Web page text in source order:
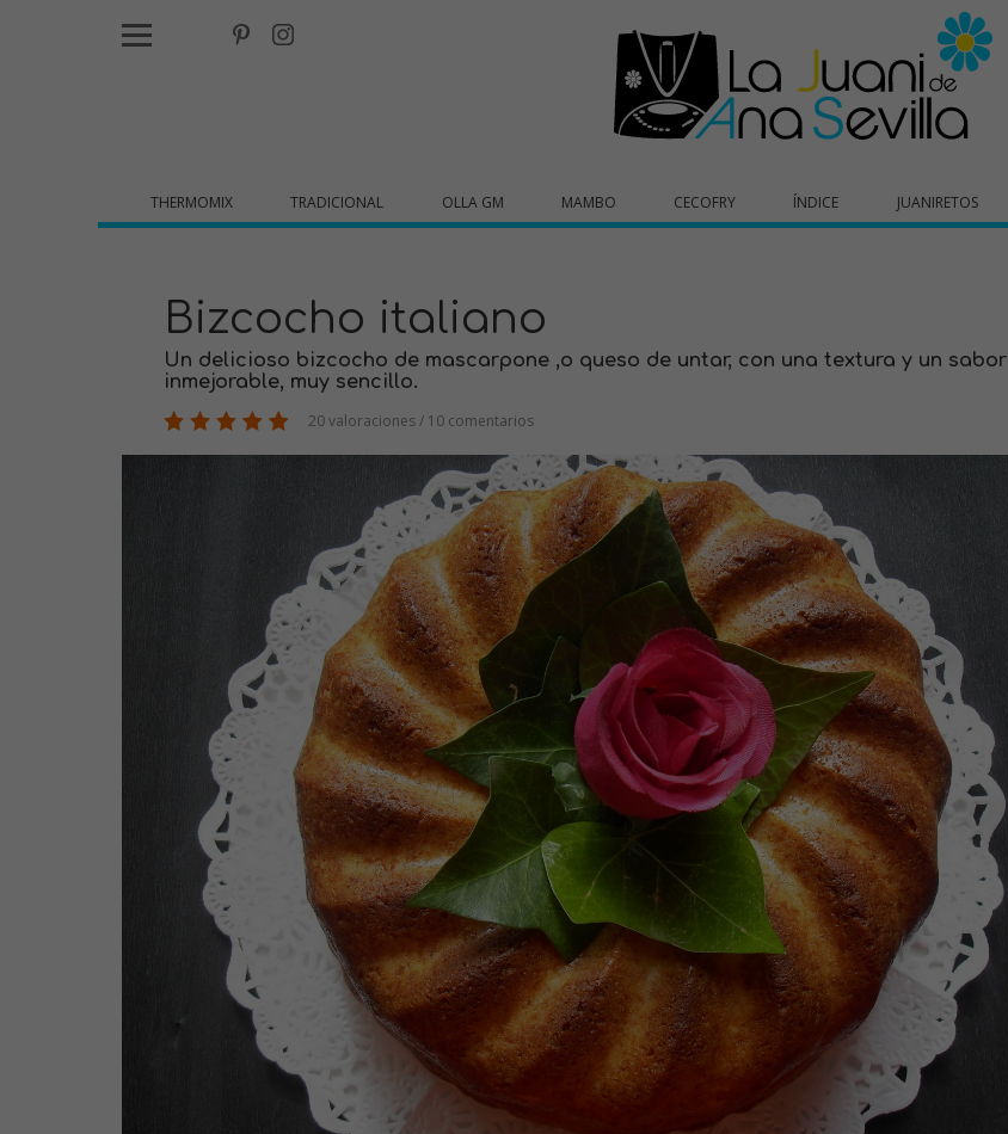
THERMOMIX TRADICIONAL OLLA GM MAMBO CECOFRY ÍNDICE JUANIRETOS
Bizcocho italiano
Un delicioso bizcocho de mascarpone ,o queso de untar, con una textura y un sabor
inmejorable, muy sencillo.
20 valoraciones / 10 comentarios